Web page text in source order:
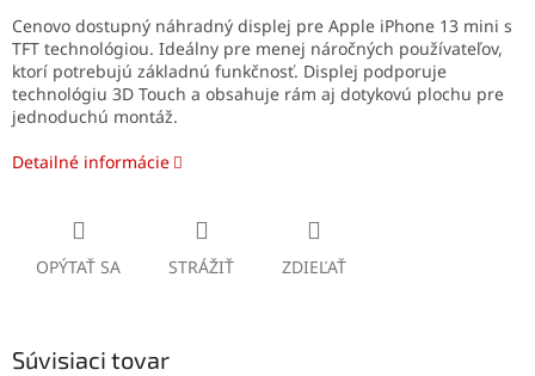
Cenovo dostupný náhradný displej pre Apple iPhone 13 mini s
TFT technológiou. Ideálny pre menej náročných používateľov,
ktorí potrebujú základnú funkčnosť. Displej podporuje
technológiu 3D Touch a obsahuje rám aj dotykovú plochu pre
jednoduchú montáž.
Detailné informácie
OPÝTAŤ SA STRÁŽIŤ ZDIEĽAŤ
Súvisiaci tovar